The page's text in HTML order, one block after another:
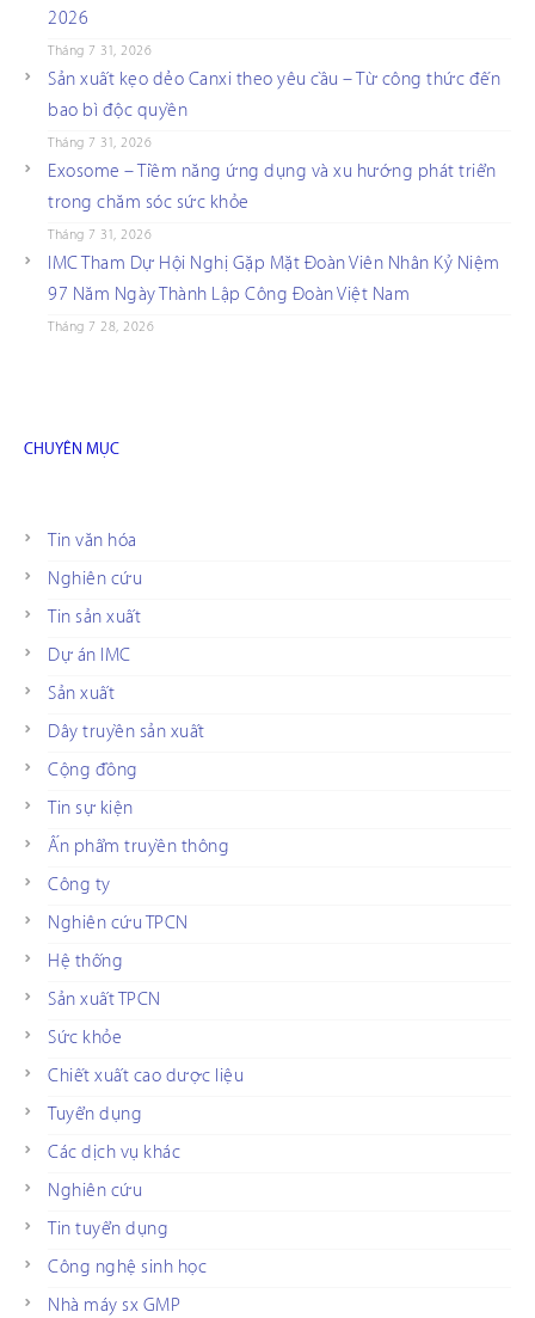
2026
Tháng 7 31, 2026
Sản xuất kẹo dẻo Canxi theo yêu cầu – Từ công thức đến
bao bì độc quyền
Tháng 7 31, 2026
Exosome – Tiềm năng ứng dụng và xu hướng phát triển
trong chăm sóc sức khỏe
Tháng 7 31, 2026
IMC Tham Dự Hội Nghị Gặp Mặt Đoàn Viên Nhân Kỷ Niệm
97 Năm Ngày Thành Lập Công Đoàn Việt Nam
Tháng 7 28, 2026
CHUYÊN MỤC
Tin văn hóa
Nghiên cứu
Tin sản xuất
Dự án IMC
Sản xuất
Dây truyền sản xuất
Cộng đồng
Tin sự kiện
Ấn phẩm truyền thông
Công ty
Nghiên cứu TPCN
Hệ thống
Sản xuất TPCN
Sức khỏe
Chiết xuất cao dược liệu
Tuyển dụng
Các dịch vụ khác
Nghiên cứu
Tin tuyển dụng
Công nghệ sinh học
Nhà máy sx GMP